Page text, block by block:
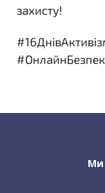
захисту!
Ми